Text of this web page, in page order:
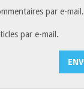
par e-mail.
par e-mail.